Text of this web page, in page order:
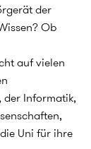
der
Ob
auf vielen
der Informatik,
Uni für ihre